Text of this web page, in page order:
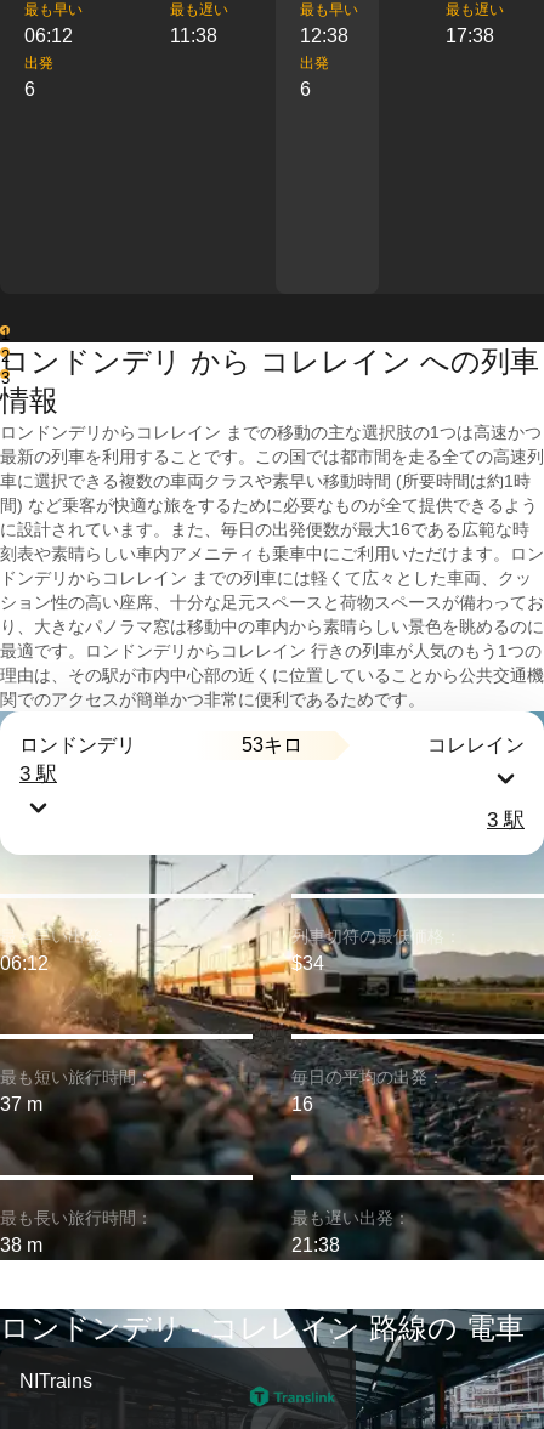
最も早い
06:12
最も遅い
11:38
出発
6
最も早い
12:38
最も遅い
17:38
出発
6
1
2
3
ロンドンデリ から コレレイン への列車
情報
ロンドンデリからコレレイン までの移動の主な選択肢の1つは高速かつ
最新の列車を利用することです。この国では都市間を走る全ての高速列
車に選択できる複数の車両クラスや素早い移動時間 (所要時間は約1時
間) など乗客が快適な旅をするために必要なものが全て提供できるよう
に設計されています。また、毎日の出発便数が最大16である広範な時
刻表や素晴らしい車内アメニティも乗車中にご利用いただけます。ロン
ドンデリからコレレイン までの列車には軽くて広々とした車両、クッ
ション性の高い座席、十分な足元スペースと荷物スペースが備わってお
り、大きなパノラマ窓は移動中の車内から素晴らしい景色を眺めるのに
最適です。ロンドンデリからコレレイン 行きの列車が人気のもう1つの
理由は、その駅が市内中心部の近くに位置していることから公共交通機
関でのアクセスが簡単かつ非常に便利であるためです。
ロンドンデリ 53キロ コレレイン
3 駅
3 駅
最も短い旅行時間：
37 m
最も早い出発：
06:12
最も長い旅行時間：
38 m
列車切符の最低価格：
$34
毎日の平均の出発：
16
最も遅い出発：
21:38
ロンドンデリ - コレレイン 路線の 電車
NITrains